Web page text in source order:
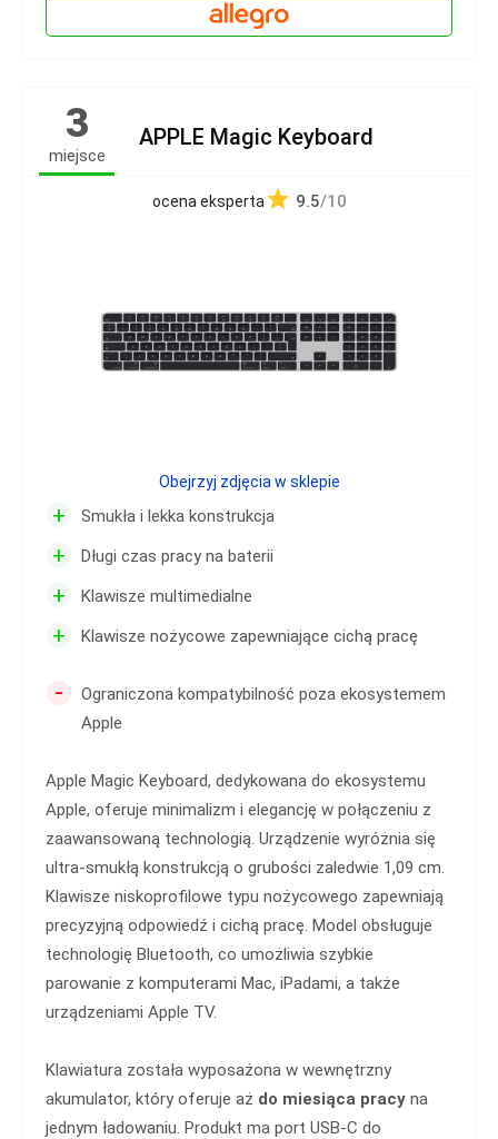
3
miejsce
APPLE Magic Keyboard
ocena eksperta 9.5/10
+ Smukła i lekka konstrukcja
+ Długi czas pracy na baterii
+ Klawisze multimedialne
+ Klawisze nożycowe zapewniające cichą pracę
-
Ograniczona kompatybilność poza ekosystemem
Apple
Apple Magic Keyboard, dedykowana do ekosystemu
Apple, oferuje minimalizm i elegancję w połączeniu z
zaawansowaną technologią. Urządzenie wyróżnia się
ultra-smukłą konstrukcją o grubości zaledwie 1,09 cm.
Klawisze niskoprofilowe typu nożycowego zapewniają
precyzyjną odpowiedź i cichą pracę. Model obsługuje
technologię Bluetooth, co umożliwia szybkie
parowanie z komputerami Mac, iPadami, a także
urządzeniami Apple TV.
Klawiatura została wyposażona w wewnętrzny
akumulator, który oferuje aż do miesiąca pracy na
jednym ładowaniu. Produkt ma port USB-C do
Obejrzyj zdjęcia w sklepie